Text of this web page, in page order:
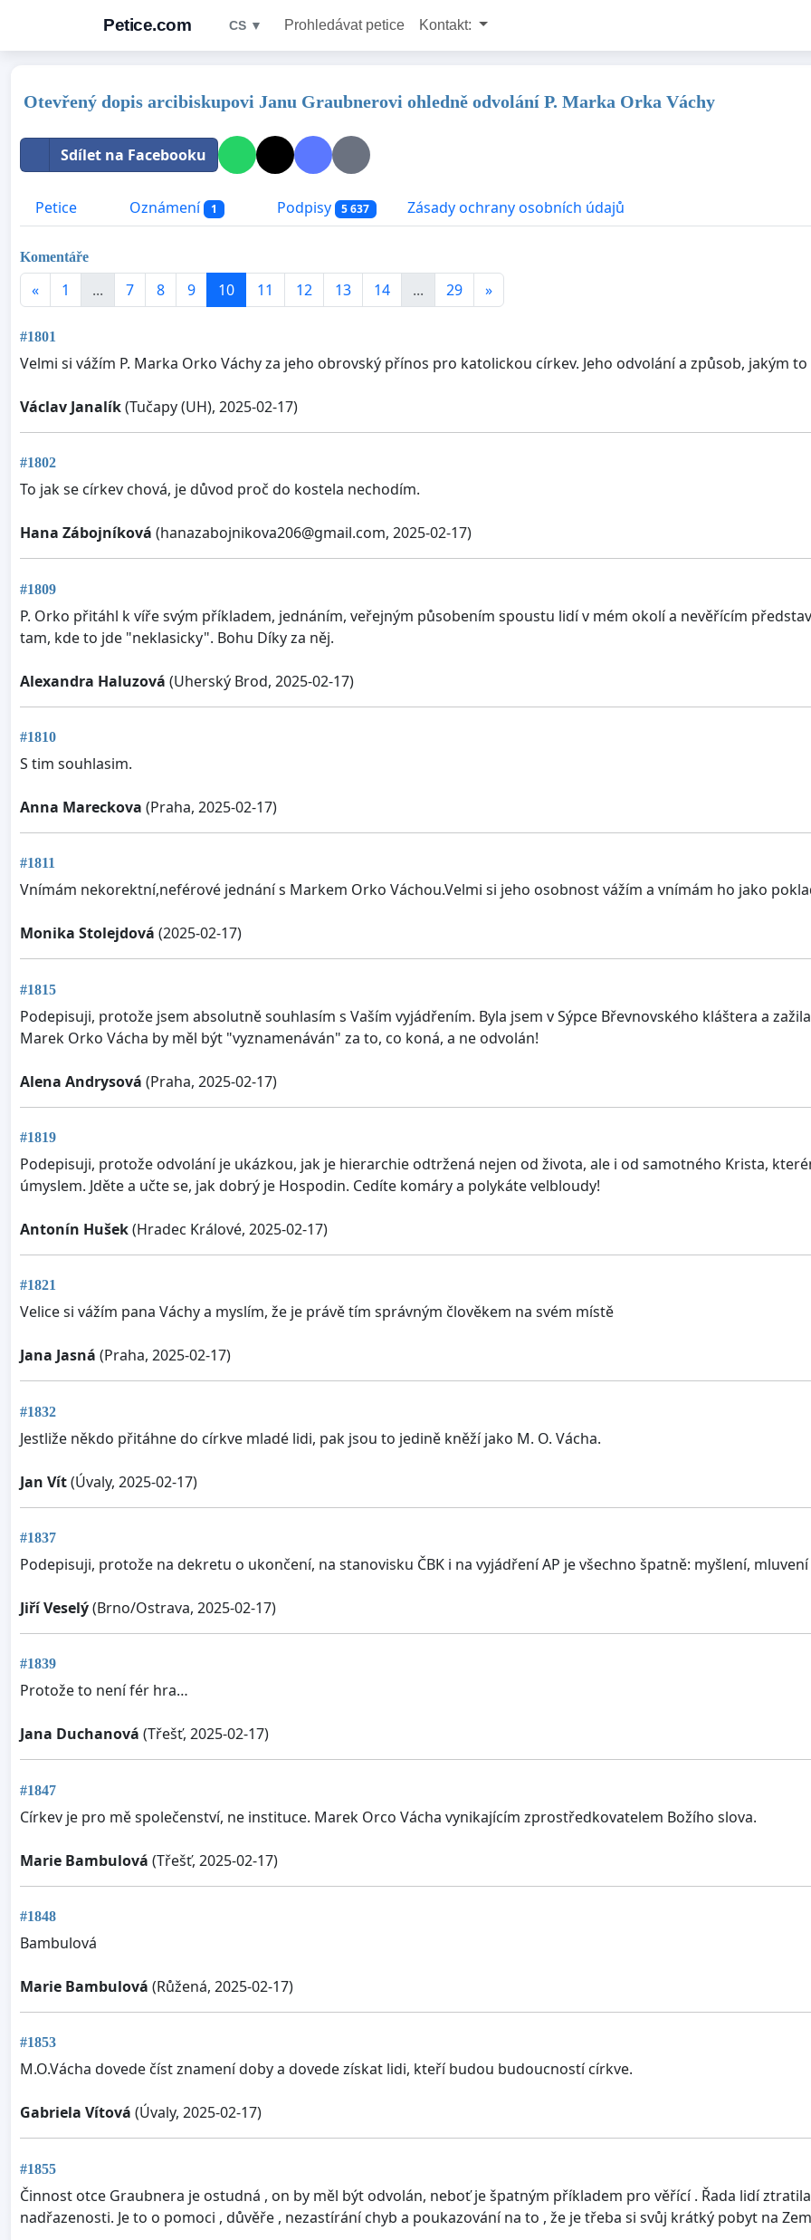
Petice.com CS ▼ Prohledávat petice Kontakt:
Otevřený dopis arcibiskupovi Janu Graubnerovi ohledně odvolání P. Marka Orka Váchy
Sdílet na Facebooku
Petice Oznámení 1 Podpisy 5 637 Zásady ochrany osobních údajů
Komentáře
« 1 ... 7 8 9 10 11 12 13 14 ... 29 »
#1801
Velmi si vážím P. Marka Orko Váchy za jeho obrovský přínos pro katolickou církev. Jeho odvolání a způsob, jakým
Václav Janalík(Tučapy (UH), 2025-02-17)
#1802
To jak se církev chová, je důvod proč do kostela nechodím.
Hana Zábojníková (hanazabojnikova206@gmail.com, 2025-02-17)
#1809
P. Orko přitáhl k víře svým příkladem, jednáním, veřejným působením spoustu lidí v mém okolí a nevěřícím
tam, kde to jde "neklasicky". Bohu Díky za něj.
Alexandra Haluzová (Uherský Brod, 2025-02-17)
#1810
S tim souhlasim.
Anna Mareckova (Praha, 2025-02-17)
#1811
Vnímám nekorektní,neférové jednání s Markem Orko Váchou.Velmi si jeho osobnost vážím a vnímám ho jako
Monika Stolejdová (2025-02-17)
#1815
Podepisuji, protože jsem absolutně souhlasím s Vaším vyjádřením. Byla jsem v Sýpce Břevnovského kláštera a
Marek Orko Vácha by měl být "vyznamenáván" za to, co koná, a ne odvolán!
Alena Andrysová (Praha, 2025-02-17)
#1819
Podepisuji, protože odvolání je ukázkou, jak je hierarchie odtržená nejen od života, ale i od samotného Krista,
úmyslem. Jděte a učte se, jak dobrý je Hospodin. Cedíte komáry a polykáte velbloudy!
Antonín Hušek(Hradec Králové, 2025-02-17)
#1821
Velice si vážím pana Váchy a myslím, že je právě tím správným člověkem na svém místě
Jana Jasná (Praha, 2025-02-17)
#1832
Jestliže někdo přitáhne do církve mladé lidi, pak jsou to jedině kněží jako M. O. Vácha.
Jan Vít(Úvaly, 2025-02-17)
#1837
Podepisuji, protože na dekretu o ukončení, na stanovisku ČBK i na vyjádření AP je všechno špatně: myšlení,
Jiří Veselý(Brno/Ostrava, 2025-02-17)
#1839
Protože to není fér hra…
Jana Duchanová (Třešť, 2025-02-17)
#1847
Církev je pro mě společenství, ne instituce. Marek Orco Vácha vynikajícím zprostředkovatelem Božího slova.
Marie Bambulová (Třešť, 2025-02-17)
#1848
Bambulová
Marie Bambulová (Růžená, 2025-02-17)
#1853
M.O.Vácha dovede číst znamení doby a dovede získat lidi, kteří budou budoucností církve.
Gabriela Vítová (Úvaly, 2025-02-17)
#1855
Činnost otce Graubnera je ostudná , on by měl být odvolán, neboť je špatným příkladem pro věřící . Řada lidí
nadřazenosti. Je to o pomoci , důvěře , nezastírání chyb a poukazování na to , že je třeba si svůj krátký pobyt na